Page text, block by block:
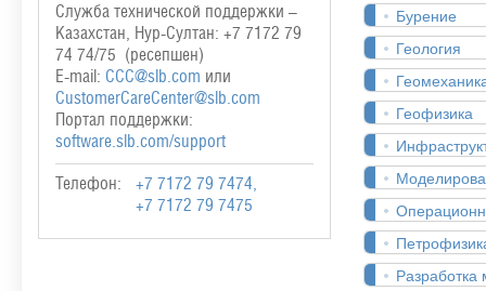
Служба технической поддержки –
Казахстан, Нур-Султан: +7 7172 79
74 74/75 (ресепшен)
E-mail: CCC@slb.com или
CustomerCareCenter@slb.com
Портал поддержки:
software.slb.com/support
Телефон:
+7 7172 79 7474,
+7 7172 79 7475
Бурение
Геология
Геофизика